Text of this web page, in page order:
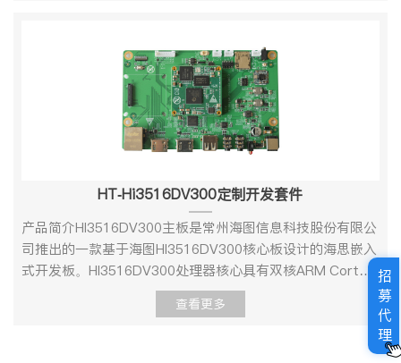
用软件开发环境。资料包括载板的原理图、PCB、驱动源
码、内核源码等供用户设计参考，产品开发速度提高50%以
上。l 提供主芯片数据手册、软件开发环境、软件开发SDK
包。l 提供vio、venc、vdec等丰富的Linux 例程。l 提供
Linux+Qt 开发环境，快速进入Qt 应用软件开发。 2、技术
支持l 协助判断产品是否存在故障l HT-3519DV500 开发板产
l 按照产品文档资料，解决主板内出现的异常问题 3、增值服
务l 根据用户需求完成定制硬件及软件开发l 支持Linux系统定
制l 支持OEM/ODM定制l 支持项目外包开发
要接口视频输入1HDMI,MIPI视频输出1HDMI音频2Line in ，
line outRS2321RS4851USB3.01RESET1Wifi1GPIO若干
SENSOR1工作环境操作温度：0℃～＋70℃；湿度:RH40%
～RH90%（不结露） 3、软件规格参数 Linux Uboot
版本启动方式支持从eMMC 启动烧录方式调试串口 Kernel版
本linux 4.9支持的文件系统ext4/nfs/yaffs2/ubifs下载方式
钟驱动，保存系统时间Ethernet10/100/1000M 以太网卡驱
动INPUTHDMI 输入驱动MMC/SDMMC/SD 控制器驱动
I2SI2S 总线驱动OUPTHDMI 输出驱动SPISPI 总线驱动
eMMCeMMC 驱动DDRDDR驱动AUDIOINPUT/OUTPUT输
入/输出声卡驱动TCP/IP提供完整的TCP/IP 协议配置系统和
服务Ifconfig/route等用于网络配置及相关服务程序文件系统
Sensor接口Hi3516DV300标准开发板配套例程
Hi3516DV300标准开发板出厂默认烧写了测试镜像，包含
uboot、uImage、rootfs及demo程序，用户拿到开发板之
后可接入电视机、音频输入输出线缆、网线、调试串口、电
源等外设，测试视频显示，音频输入、输出等功能。HT-
1串口调试工具1售后保修卡1测试所需其他配件（非必需，
客户自行准备）：物品名称数量（个、套）1080P60 HDMI
显示设备（电视或其它）1音频输入源（手机或其他）1音频
输出设备（耳机或其它）1U盘、TF 1HDMI2.0线1网线1 技
术支持及资料1、 开发资料提供基于核心板的产品设计手
册，包括硬件设计、系统移植、驱动开发、应用软件开发环
供用户设计参考，产品开发速度提高50%以上。提供主芯片
HT-Hi3516DV300定制开发套件
产品简介HI3516DV300主板是常州海图信息科技股份有限公
司推出的一款基于海图HI3516DV300核心板设计的海思嵌入
式开发板。HI3516DV300处理器核心具有双核ARM Cortex-
A7@ 900MHz，32KB I-Cache，32KB D-Cache，256KB
L2 Cache支持NEON 加速。 HI3516DV300主板提供
1080P@30HDMI输入、1080P@30HDMI输出USB2.0、1路
查看更多
招
募
代
理